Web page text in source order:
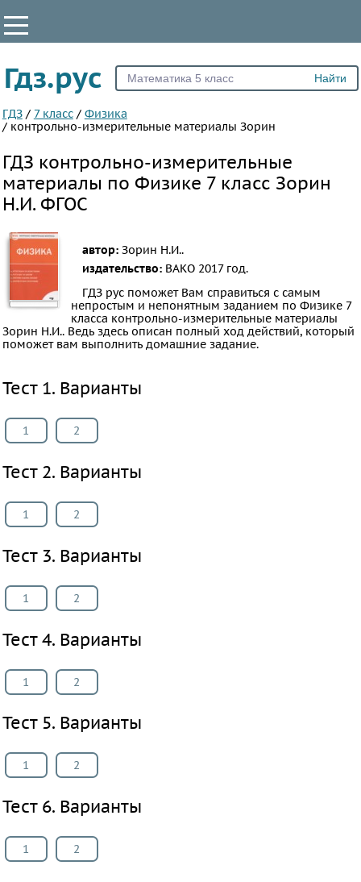
Все
5
6
7
8
9
11
ПРЕДМЕТЫ
Все
предметы
Математика
язык
Русский
язык
Алгебра
Физика
Немецкий
Белорусский
Украинский
язык
Французский
язык
История
ОБЖ
Музыка
Гдз.рус
ГДЗ / 7 класс / Физика
/ контрольно-измерительные материалы Зорин
ГДЗ контрольно-измерительные
материалы по Физике 7 класс Зорин
Н.И. ФГОС
автор: Зорин Н.И..
издательство: ВАКО2017 год.
ГДЗ рус поможет Вам справиться с самым
непростым и непонятным заданием по Физике 7
класса контрольно-измерительные материалы
Зорин Н.И.. Ведь здесь описан полный ход действий, который
поможет вам выполнить домашние задание.
Тест 1. Варианты
1 2
Тест 2. Варианты
1 2
Тест 3. Варианты
1 2
Тест 4. Варианты
1 2
Тест 5. Варианты
1 2
Тест 6. Варианты
1 2